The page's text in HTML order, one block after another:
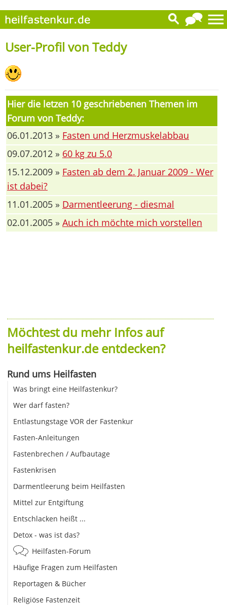
User-Profil von Teddy
Hier die letzen 10 geschriebenen Themen im
Forum von Teddy:
06.01.2013 » Fasten und Herzmuskelabbau
09.07.2012 » 60 kg zu 5.0
15.12.2009 » Fasten ab dem 2. Januar 2009 - Wer
ist dabei?
11.01.2005 » Darmentleerung - diesmal
02.01.2005 » Auch ich möchte mich vorstellen
Möchtest du mehr Infos auf
heilfastenkur.de entdecken?
Rund ums Heilfasten
Was bringt eine Heilfastenkur?
Wer darf fasten?
Entlastungstage VOR der Fastenkur
Fasten-Anleitungen
Fastenbrechen / Aufbautage
Fastenkrisen
Darmentleerung beim Heilfasten
Mittel zur Entgiftung
Entschlacken heißt ...
Detox - was ist das?
Heilfasten-Forum
Häufige Fragen zum Heilfasten
Reportagen & Bücher
Religiöse Fastenzeit